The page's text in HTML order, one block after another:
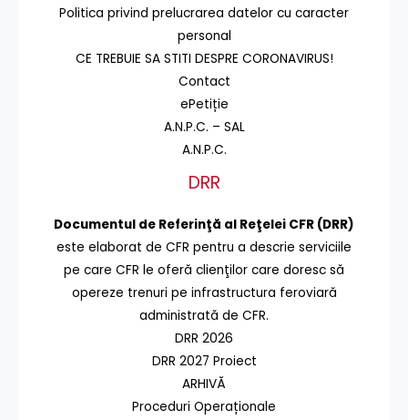
Politica privind prelucrarea datelor cu caracter
personal
CE TREBUIE SA STITI DESPRE CORONAVIRUS!
Contact
ePetiție
A.N.P.C. – SAL
A.N.P.C.
DRR
Documentul de Referinţă al Reţelei CFR (DRR)
este elaborat de CFR pentru a descrie serviciile
pe care CFR le oferă clienţilor care doresc să
opereze trenuri pe infrastructura feroviară
administrată de CFR.
DRR 2026
DRR 2027 Proiect
ARHIVĂ
Proceduri Operaționale